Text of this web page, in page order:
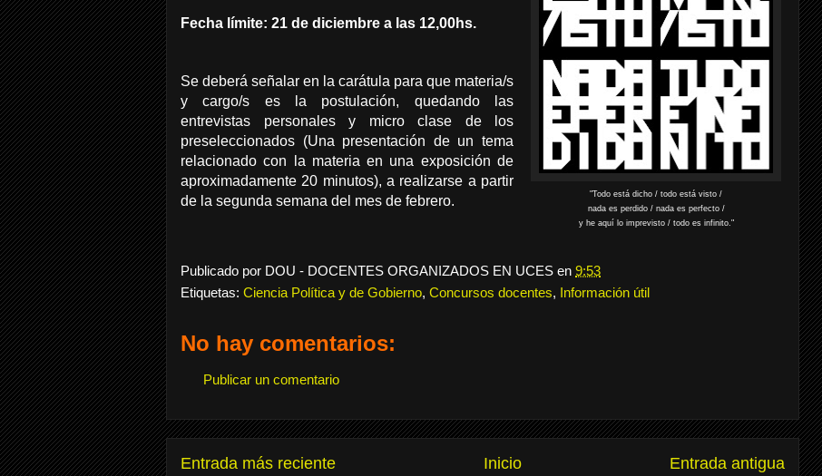
"Todo está dicho / todo está visto /
nada es perdido / nada es perfecto /
y he aquí lo imprevisto / todo es infinito."
Fecha límite: 21 de diciembre a las 12,00hs.
Se deberá señalar en la carátula para que materia/s
y cargo/s es la postulación, quedando las
entrevistas personales y micro clase de los
preseleccionados (Una presentación de un tema
relacionado con la materia en una exposición de
aproximadamente 20 minutos), a realizarse a partir
de la segunda semana del mes de febrero.
Publicado por DOU - DOCENTES ORGANIZADOS EN UCES en 9:53
Etiquetas: Ciencia Política y de Gobierno, Concursos docentes, Información útil
No hay comentarios:
Publicar un comentario
Entrada más reciente Entrada antigua
Inicio